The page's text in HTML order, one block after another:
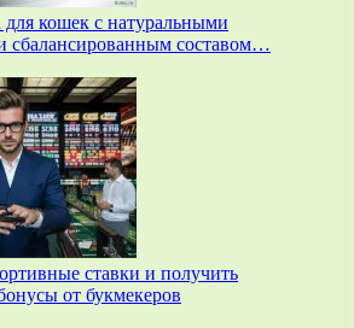
кошек с натуральными
сбалансированным составом…
ставки и получить
от букмекеров